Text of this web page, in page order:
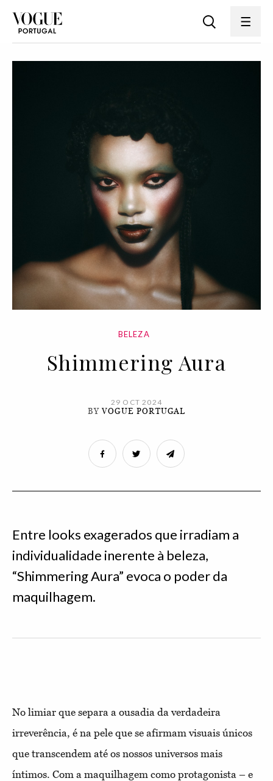
BELEZA
Shimmering Aura
29 OCT 2024
BYVOGUE PORTUGAL
Entre looks exagerados que irradiam a
individualidade inerente à beleza,
“Shimmering Aura” evoca o poder da
maquilhagem.
No limiar que separa a ousadia da verdadeira
irreverência, é na pele que se afirmam visuais únicos
que transcendem até os nossos universos mais
íntimos. Com a maquilhagem como protagonista – e